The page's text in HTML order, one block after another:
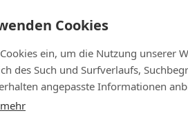
Cookies
ein, um die Nutzung unserer
des Such und Surfverlaufs,
angepasste Informationen